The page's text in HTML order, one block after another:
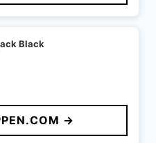
Black
→